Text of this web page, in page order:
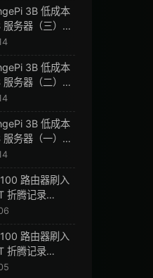
3B 低成本
务器（三）配
元数据刮削、
码
3B 低成本
务器（二）配
、PeerBan
3B 低成本
务器（一）挂
现 smb 共享
路由器刷入
折腾记录
路由器刷入
折腾记录